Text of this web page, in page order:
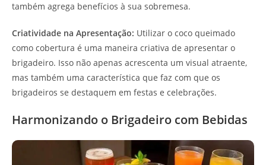
também agrega benefícios à sua sobremesa.
Criatividade na Apresentação: Utilizar o coco queimado
como cobertura é uma maneira criativa de apresentar o
brigadeiro. Isso não apenas acrescenta um visual atraente,
mas também uma característica que faz com que os
brigadeiros se destaquem em festas e celebrações.
Harmonizando o Brigadeiro com Bebidas